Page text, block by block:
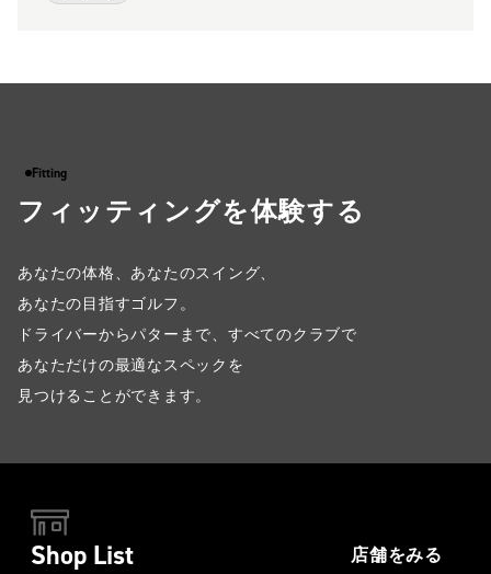
Fitting
フィッティングを体験する
あなたの体格、あなたのスイング、
あなたの目指すゴルフ。
ドライバーからパターまで、すべてのクラブで
あなただけの最適なスペックを
見つけることができます。
Shop List 店舗をみる